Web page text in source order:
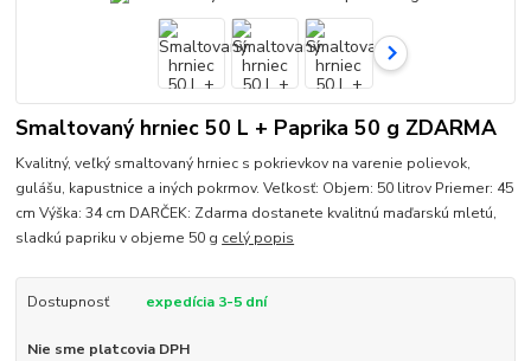
Smaltovaný hrniec 50 L + Paprika 50 g ZDARMA
Kvalitný, veľký smaltovaný hrniec s pokrievkov na varenie polievok,
gulášu, kapustnice a iných pokrmov. Veľkosť: Objem: 50 litrov Priemer: 45
cm Výška: 34 cm DARČEK: Zdarma dostanete kvalitnú maďarskú mletú,
sladkú papriku v objeme 50 g celý popis
Dostupnosť expedícia 3-5 dní
Nie sme platcovia DPH